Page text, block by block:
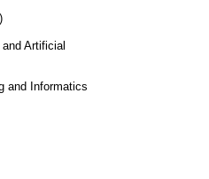
Artificial
and Informatics